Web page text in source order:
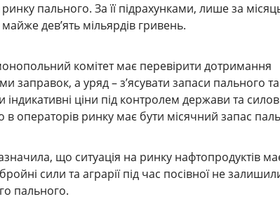
ринку пального. За її підрахунками, лише за
дев’ять мільярдів гривень.
комітет має перевірити дотримання
заправок, а уряд – з’ясувати запаси пального та
індикативні ціни під контролем держави та
в операторів ринку має бути місячний запас
що ситуація на ринку нафтопродуктів
сили та аграрії під час посівної не
пального.